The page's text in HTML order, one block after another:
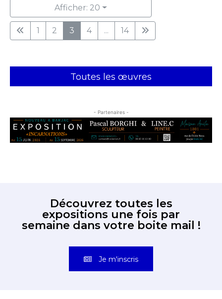
Afficher: 20
1 2 3 4 ... 14
Toutes les œuvres
- Partenaires -
Découvrez toutes les
expositions une fois par
semaine dans votre boite mail !
Je m'inscris